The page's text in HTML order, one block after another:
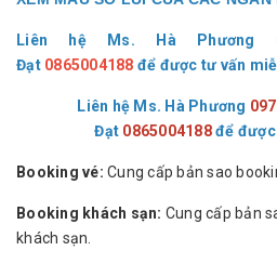
Liên hệ Ms. Hà Phương
Đạt 0865004188 để được tư vấn
Liên hệ Ms. Hà Phương
Đạt 0865004188 để
Booking vé: Cung cấp bản sao
Booking khách sạn: Cung cấp bản
khách sạn.